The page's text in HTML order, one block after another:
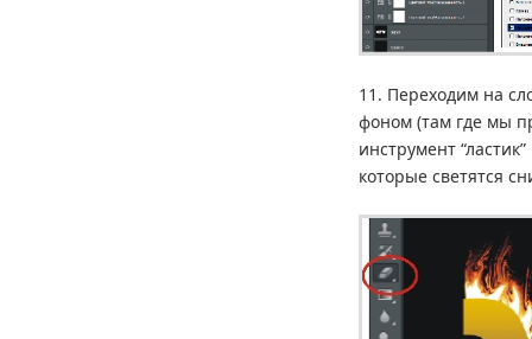
11. Переходим на
фоном (там где мы
инструмент
которые светятся